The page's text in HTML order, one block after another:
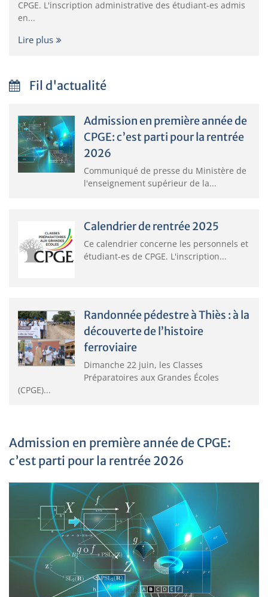
CPGE. L'inscription administrative des étudiant-es admis
en...
Lire plus
Fil d'actualité
Admission en première année de
CPGE: c’est parti pour la rentrée
2026
Communiqué de presse du Ministère de
l'enseignement supérieur de la...
Calendrier de rentrée 2025
Ce calendrier concerne les personnels et
étudiant-es de CPGE. L'inscription...
Randonnée pédestre à Thiès : à la
découverte de l’histoire
ferroviaire
Dimanche 22 juin, les Classes
Préparatoires aux Grandes Écoles
(CPGE)...
Admission en première année de CPGE:
c’est parti pour la rentrée 2026